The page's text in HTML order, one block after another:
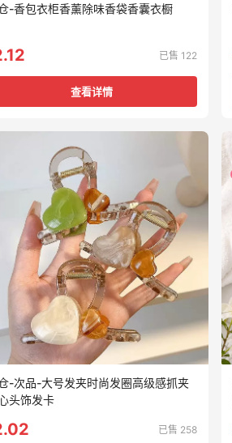
-香包衣柜香薰除味香袋香囊衣橱
已售 122
查看详情
-次品-大号发夹时尚发圈高级感抓夹
头饰发卡
已售 258